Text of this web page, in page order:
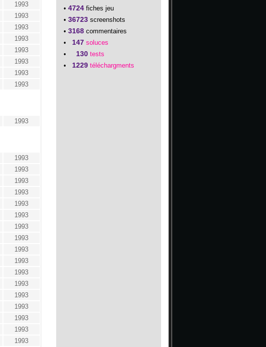
1993
1993
1993
1993
1993
1993
1993
1993
1993
1993
1993
1993
1993
1993
1993
1993
1993
1993
1993
1993
1993
1993
1993
1993
1993
1993
• 4724fiches jeu
• 36723screenshots
• 3168commentaires
•
147 soluces
•
130 tests
•
1229 téléchargments